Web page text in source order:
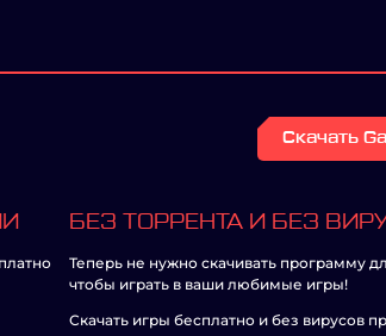
Скачать
БЕЗ ТОРРЕНТА И БЕЗ
Теперь не нужно скачивать программу
чтобы играть в ваши любимые игры!
Скачать игры бесплатно и без вирусов